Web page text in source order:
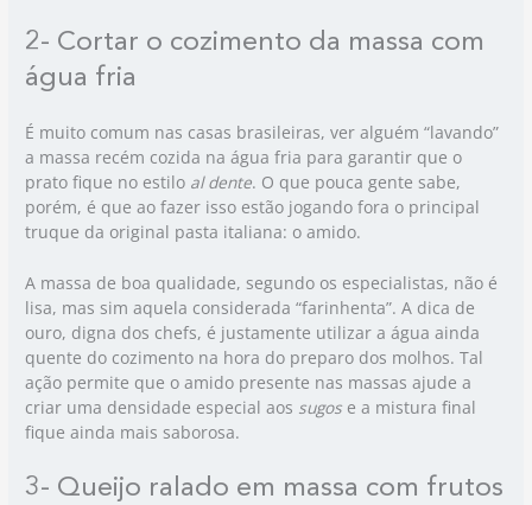
2- Cortar o cozimento da massa com
água fria
É muito comum nas casas brasileiras, ver alguém “lavando”
a massa recém cozida na água fria para garantir que o
prato fique no estilo al dente. O que pouca gente sabe,
porém, é que ao fazer isso estão jogando fora o principal
truque da original pasta italiana: o amido.
A massa de boa qualidade, segundo os especialistas, não é
lisa, mas sim aquela considerada “farinhenta”. A dica de
ouro, digna dos chefs, é justamente utilizar a água ainda
quente do cozimento na hora do preparo dos molhos. Tal
ação permite que o amido presente nas massas ajude a
criar uma densidade especial aos sugos e a mistura final
fique ainda mais saborosa.
3- Queijo ralado em massa com frutos